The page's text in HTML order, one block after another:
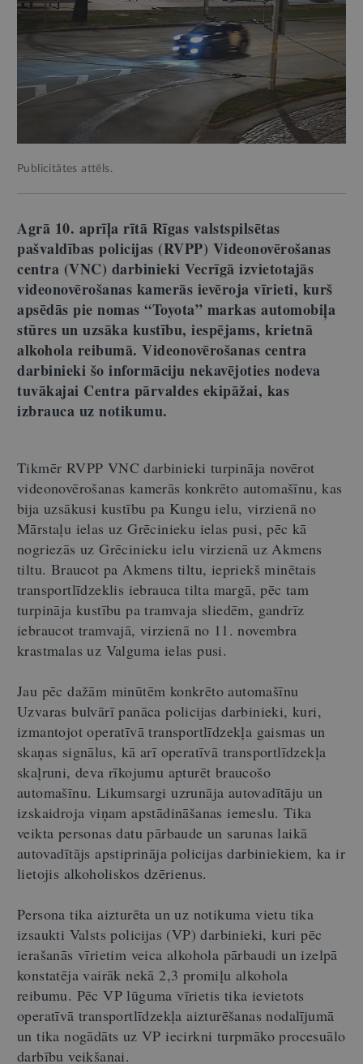
Publicitātes attēls.
Agrā 10. aprīļa rītā Rīgas valstspilsētas
pašvaldības policijas (RVPP) Videonovērošanas
centra (VNC) darbinieki Vecrīgā izvietotajās
videonovērošanas kamerās ievēroja vīrieti, kurš
apsēdās pie nomas “Toyota” markas automobiļa
stūres un uzsāka kustību, iespējams, krietnā
alkohola reibumā. Videonovērošanas centra
darbinieki šo informāciju nekavējoties nodeva
tuvākajai Centra pārvaldes ekipāžai, kas
izbrauca uz notikumu.
Tikmēr RVPP VNC darbinieki turpināja novērot
videonovērošanas kamerās konkrēto automašīnu, kas
bija uzsākusi kustību pa Kungu ielu, virzienā no
Mārstaļu ielas uz Grēcinieku ielas pusi, pēc kā
nogriezās uz Grēcinieku ielu virzienā uz Akmens
tiltu. Braucot pa Akmens tiltu, iepriekš minētais
transportlīdzeklis iebrauca tilta margā, pēc tam
turpināja kustību pa tramvaja sliedēm, gandrīz
iebraucot tramvajā, virzienā no 11. novembra
krastmalas uz Valguma ielas pusi.
Jau pēc dažām minūtēm konkrēto automašīnu
Uzvaras bulvārī panāca policijas darbinieki, kuri,
izmantojot operatīvā transportlīdzekļa gaismas un
skaņas signālus, kā arī operatīvā transportlīdzekļa
skaļruni, deva rīkojumu apturēt braucošo
automašīnu. Likumsargi uzrunāja autovadītāju un
izskaidroja viņam apstādināšanas iemeslu. Tika
veikta personas datu pārbaude un sarunas laikā
autovadītājs apstiprināja policijas darbiniekiem, ka ir
lietojis alkoholiskos dzērienus.
Persona tika aizturēta un uz notikuma vietu tika
izsaukti Valsts policijas (VP) darbinieki, kuri pēc
ierašanās vīrietim veica alkohola pārbaudi un izelpā
konstatēja vairāk nekā 2,3 promiļu alkohola
reibumu. Pēc VP lūguma vīrietis tika ievietots
operatīvā transportlīdzekļa aizturēšanas nodalījumā
un tika nogādāts uz VP iecirkni turpmāko procesuālo
darbību veikšanai.